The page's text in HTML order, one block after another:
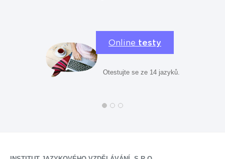
Online testy
Otestujte se ze 14 jazyků.